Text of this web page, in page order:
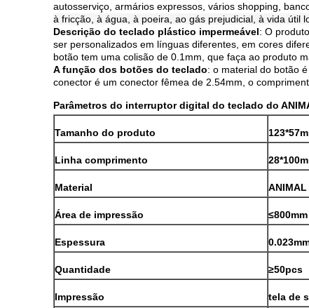
autosserviço, armários expressos, vários shopping,
à fricção, à água, à poeira, ao gás prejudicial, à vida útil
Descrição do teclado plástico impermeável: O
ser personalizados em línguas diferentes, em cores
botão tem uma colisão de 0.1mm, que faça ao produto
A função dos botões do teclado: o material do botão
conector é um conector fêmea de 2.54mm, o
Parâmetros do interruptor digital do teclado do
Tamanho do produto
Linha comprimento
Material ANIMAL
Área de impressão ≤800mm
Espessura
Quantidade ≥50pcs
Impressão tela de